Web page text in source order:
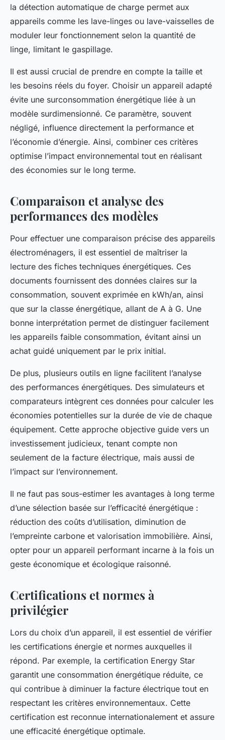
la détection automatique de charge permet aux
appareils comme les lave-linges ou lave-vaisselles de
moduler leur fonctionnement selon la quantité de
linge, limitant le gaspillage.
Il est aussi crucial de prendre en compte la taille et
les besoins réels du foyer. Choisir un appareil adapté
évite une surconsommation énergétique liée à un
modèle surdimensionné. Ce paramètre, souvent
négligé, influence directement la performance et
l’économie d’énergie. Ainsi, combiner ces critères
optimise l’impact environnemental tout en réalisant
des économies sur le long terme.
Comparaison et analyse des
performances des modèles
Pour effectuer une comparaison précise des appareils
électroménagers, il est essentiel de maîtriser la
lecture des fiches techniques énergétiques. Ces
documents fournissent des données claires sur la
consommation, souvent exprimée en kWh/an, ainsi
que sur la classe énergétique, allant de A à G. Une
bonne interprétation permet de distinguer facilement
les appareils faible consommation, évitant ainsi un
achat guidé uniquement par le prix initial.
De plus, plusieurs outils en ligne facilitent l’analyse
des performances énergétiques. Des simulateurs et
comparateurs intègrent ces données pour calculer les
économies potentielles sur la durée de vie de chaque
équipement. Cette approche objective guide vers un
investissement judicieux, tenant compte non
seulement de la facture électrique, mais aussi de
l’impact sur l’environnement.
Il ne faut pas sous-estimer les avantages à long terme
d’une sélection basée sur l’efficacité énergétique :
réduction des coûts d’utilisation, diminution de
l’empreinte carbone et valorisation immobilière. Ainsi,
opter pour un appareil performant incarne à la fois un
geste économique et écologique raisonné.
Certifications et normes à
privilégier
Lors du choix d’un appareil, il est essentiel de vérifier
les certifications énergie et normes auxquelles il
répond. Par exemple, la certification Energy Star
garantit une consommation énergétique réduite, ce
qui contribue à diminuer la facture électrique tout en
respectant les critères environnementaux. Cette
certification est reconnue internationalement et assure
une efficacité énergétique optimale.